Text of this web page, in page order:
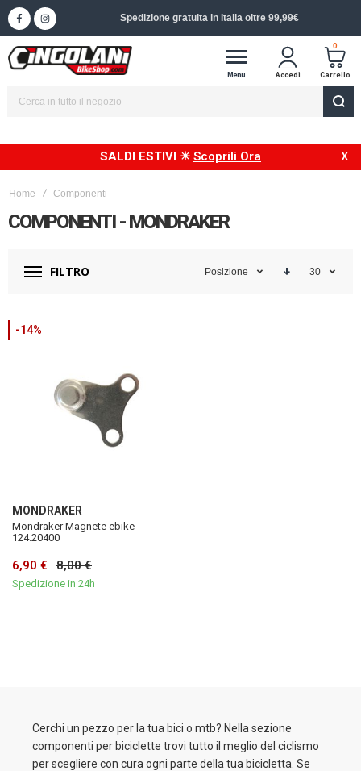
Spedizione in 24/48h in Italia
Menu Accedi
0
Carrello
SALDI ESTIVI ☀ Scoprili Ora
Home Componenti
COMPONENTI - MONDRAKER
FILTRO Posizione 30
-14%
MONDRAKER
Mondraker Magnete ebike
124.20400
6,90 € 8,00 €
Spedizione in 24h
Cerchi un pezzo per la tua bici o mtb? Nella sezione
componenti per biciclette trovi tutto il meglio del ciclismo
per scegliere con cura ogni parte della tua bicicletta. Se